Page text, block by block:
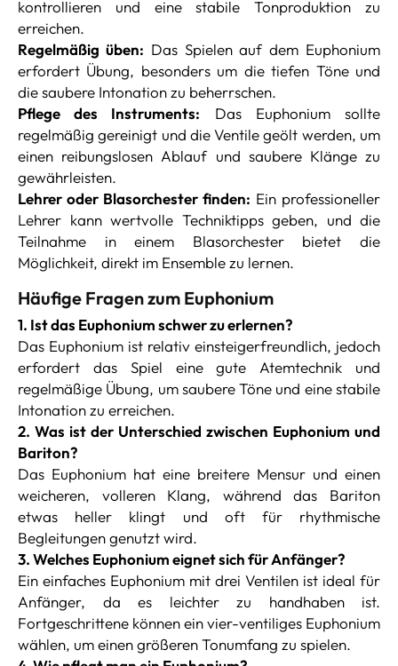
kontrollieren und eine stabile Tonproduktion zu
erreichen.
Regelmäßig üben: Das Spielen auf dem Euphonium
erfordert Übung, besonders um die tiefen Töne und
die saubere Intonation zu beherrschen.
Pflege des Instruments: Das Euphonium sollte
regelmäßig gereinigt und die Ventile geölt werden, um
einen reibungslosen Ablauf und saubere Klänge zu
gewährleisten.
Lehrer oder Blasorchester finden: Ein professioneller
Lehrer kann wertvolle Techniktipps geben, und die
Teilnahme in einem Blasorchester bietet die
Möglichkeit, direkt im Ensemble zu lernen.
Häufige Fragen zum Euphonium
1. Ist das Euphonium schwer zu erlernen?
Das Euphonium ist relativ einsteigerfreundlich, jedoch
erfordert das Spiel eine gute Atemtechnik und
regelmäßige Übung, um saubere Töne und eine stabile
Intonation zu erreichen.
2. Was ist der Unterschied zwischen Euphonium und
Bariton?
Das Euphonium hat eine breitere Mensur und einen
weicheren, volleren Klang, während das Bariton
etwas heller klingt und oft für rhythmische
Begleitungen genutzt wird.
3. Welches Euphonium eignet sich für Anfänger?
Ein einfaches Euphonium mit drei Ventilen ist ideal für
Anfänger, da es leichter zu handhaben ist.
Fortgeschrittene können ein vier-ventiliges Euphonium
wählen, um einen größeren Tonumfang zu spielen.